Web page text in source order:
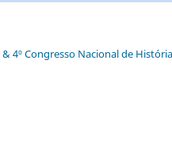
4º Congresso Nacional de